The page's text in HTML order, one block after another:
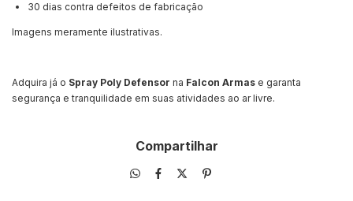
30 dias contra defeitos de fabricação
Imagens meramente ilustrativas.
Adquira já o Spray Poly Defensor na Falcon Armas e garanta
segurança e tranquilidade em suas atividades ao ar livre.
Compartilhar